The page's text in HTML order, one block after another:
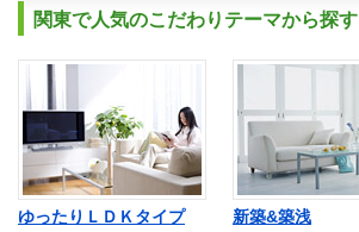
関東で人気のこだわりテーマから探す
ゆったりＬＤＫタイプ 新築&築浅